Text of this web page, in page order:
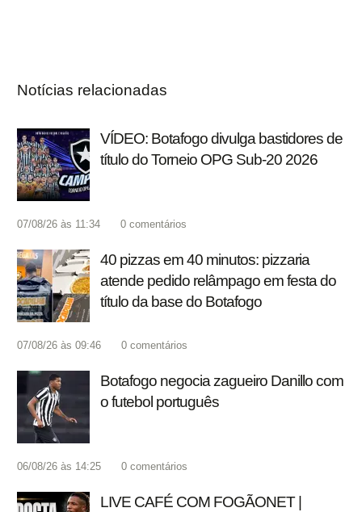
Notícias relacionadas
VÍDEO: Botafogo divulga bastidores de
título do Torneio OPG Sub-20 2026
07/08/26 às 11:34 0 comentários
40 pizzas em 40 minutos: pizzaria
atende pedido relâmpago em festa do
título da base do Botafogo
07/08/26 às 09:46 0 comentários
Botafogo negocia zagueiro Danillo com
o futebol português
06/08/26 às 14:25 0 comentários
LIVE CAFÉ COM FOGÃONET |